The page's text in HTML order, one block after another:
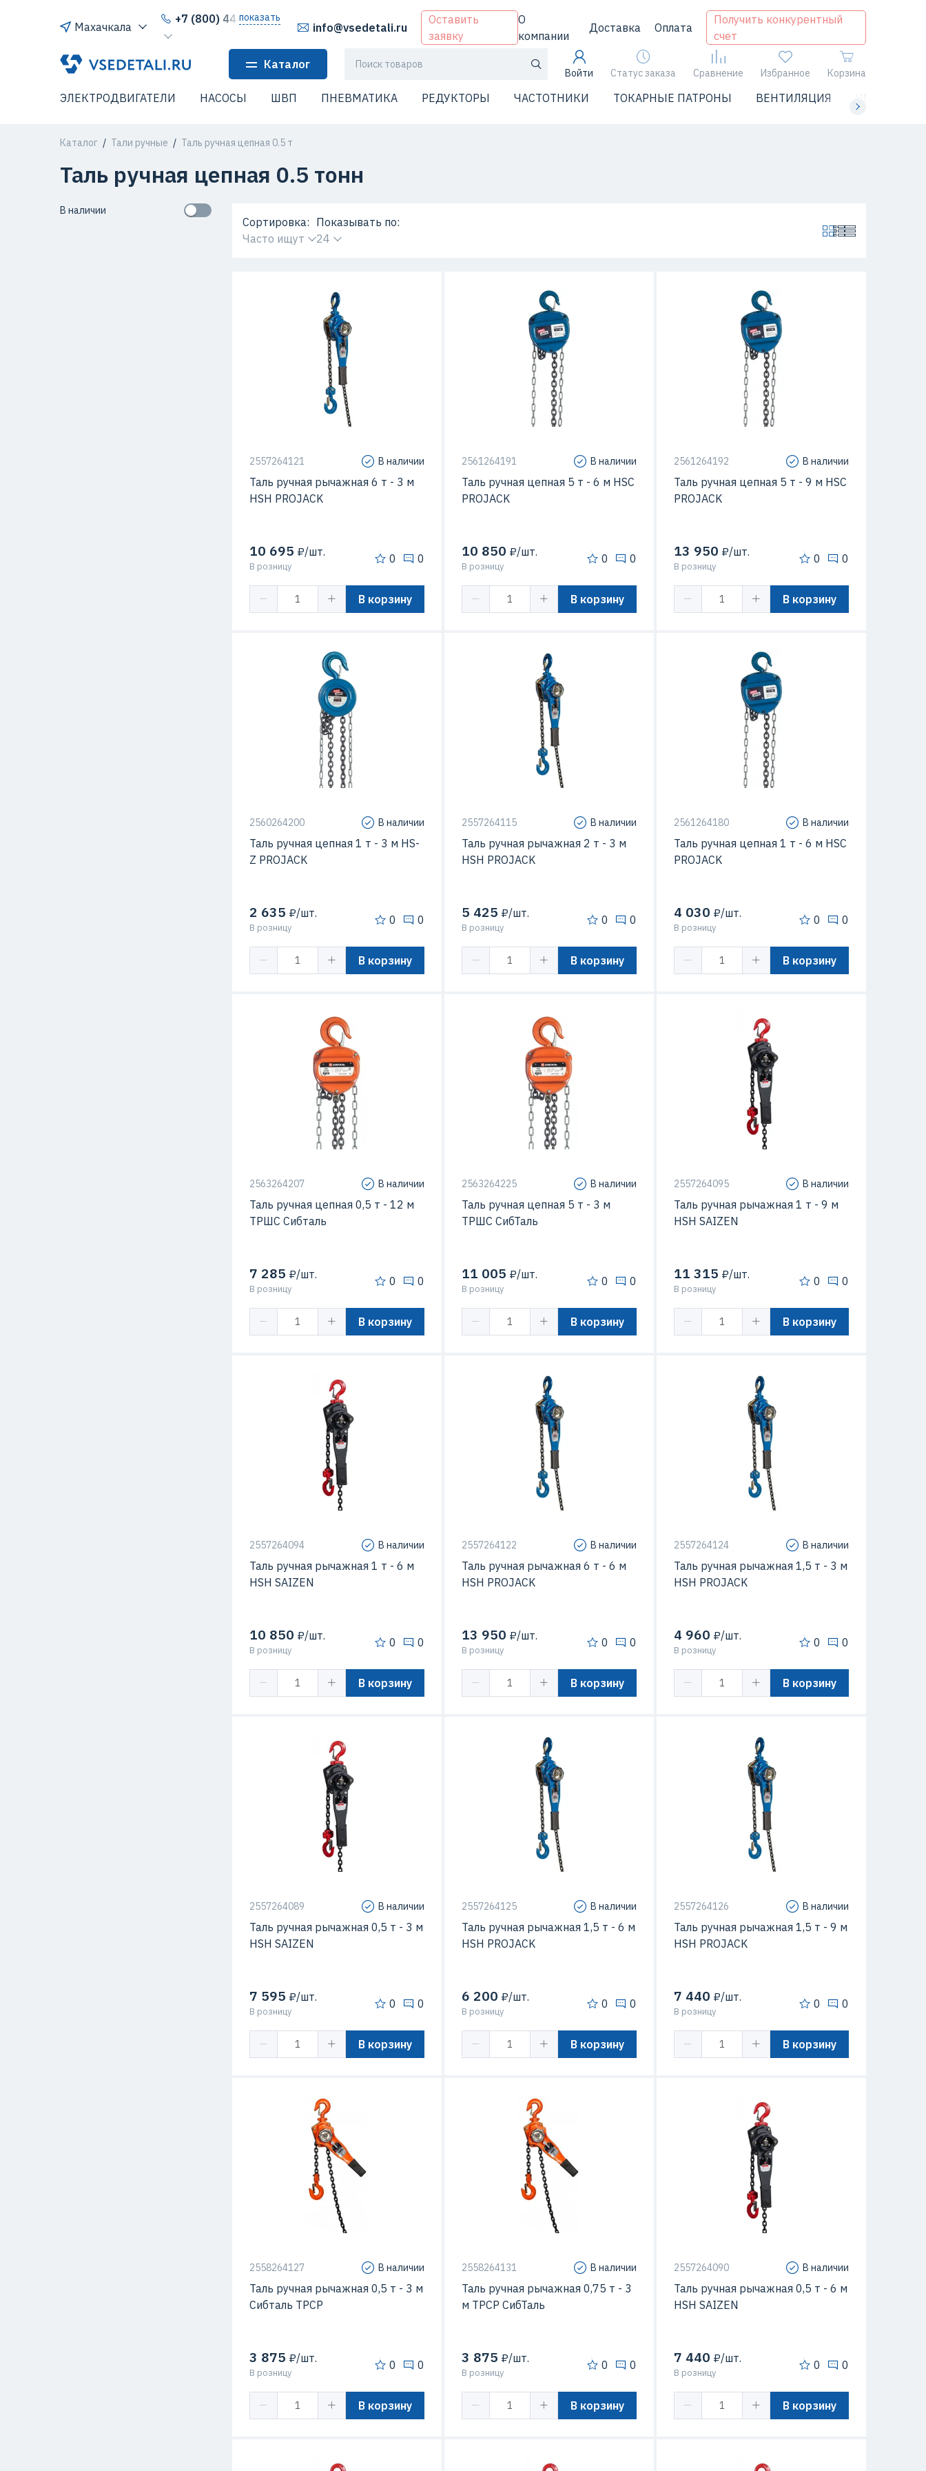
Махачкала
+7 (800) 444-64-80
показать
info@vsedetali.ru
Оставить
заявку
О
компании
Доставка Оплата
Получить конкурентный
счет
Каталог
Войти Статус заказа Сравнение Избранное Корзина
ЭЛЕКТРОДВИГАТЕЛИ НАСОСЫ ШВП ПНЕВМАТИКА РЕДУКТОРЫ ЧАСТОТНИКИ ТОКАРНЫЕ ПАТРОНЫ ВЕНТИЛЯЦИЯ ЧИЛЛЕРЫ
Каталог Тали ручные Таль ручная цепная 0.5 т
Таль ручная цепная 0.5 тонн
В наличии
Сортировка:
Часто ищут
Показывать по:
24
2557264121 В наличии
Таль ручная рычажная 6 т - 3 м
HSH PROJACK
10 695 ₽/шт.
В розницу
0 0
В корзину
2561264191 В наличии
Таль ручная цепная 5 т - 6 м HSC
PROJACK
10 850 ₽/шт.
В розницу
0 0
В корзину
2561264192 В наличии
Таль ручная цепная 5 т - 9 м HSC
PROJACK
13 950 ₽/шт.
В розницу
0 0
В корзину
2560264200 В наличии
Таль ручная цепная 1 т - 3 м HS-
Z PROJACK
2 635 ₽/шт.
В розницу
0 0
В корзину
2557264115 В наличии
Таль ручная рычажная 2 т - 3 м
HSH PROJACK
5 425 ₽/шт.
В розницу
0 0
В корзину
2561264180 В наличии
Таль ручная цепная 1 т - 6 м HSC
PROJACK
4 030 ₽/шт.
В розницу
0 0
В корзину
2563264207 В наличии
Таль ручная цепная 0,5 т - 12 м
ТРШС Сибталь
7 285 ₽/шт.
В розницу
0 0
В корзину
2563264225 В наличии
Таль ручная цепная 5 т - 3 м
ТРШС СибТаль
11 005 ₽/шт.
В розницу
0 0
В корзину
2557264095 В наличии
Таль ручная рычажная 1 т - 9 м
HSH SAIZEN
11 315 ₽/шт.
В розницу
0 0
В корзину
2557264094 В наличии
Таль ручная рычажная 1 т - 6 м
HSH SAIZEN
10 850 ₽/шт.
В розницу
0 0
В корзину
2557264122 В наличии
Таль ручная рычажная 6 т - 6 м
HSH PROJACK
13 950 ₽/шт.
В розницу
0 0
В корзину
2557264124 В наличии
Таль ручная рычажная 1,5 т - 3 м
HSH PROJACK
4 960 ₽/шт.
В розницу
0 0
В корзину
2557264089 В наличии
Таль ручная рычажная 0,5 т - 3 м
HSH SAIZEN
7 595 ₽/шт.
В розницу
0 0
В корзину
2557264125 В наличии
Таль ручная рычажная 1,5 т - 6 м
HSH PROJACK
6 200 ₽/шт.
В розницу
0 0
В корзину
2557264126 В наличии
Таль ручная рычажная 1,5 т - 9 м
HSH PROJACK
7 440 ₽/шт.
В розницу
0 0
В корзину
2558264127 В наличии
Таль ручная рычажная 0,5 т - 3 м
Сибталь ТРСР
3 875 ₽/шт.
В розницу
0 0
В корзину
2558264131 В наличии
Таль ручная рычажная 0,75 т - 3
м ТРСР СибТаль
3 875 ₽/шт.
В розницу
0 0
В корзину
2557264090 В наличии
Таль ручная рычажная 0,5 т - 6 м
HSH SAIZEN
7 440 ₽/шт.
В розницу
0 0
В корзину